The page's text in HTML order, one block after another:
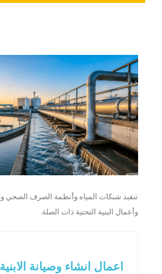
تنفيذ شبكات المياه وأنظمة الصرف الصحي
وأعمال البنية التحتية ذات الصلة.
اعمال انشاء وصيانة